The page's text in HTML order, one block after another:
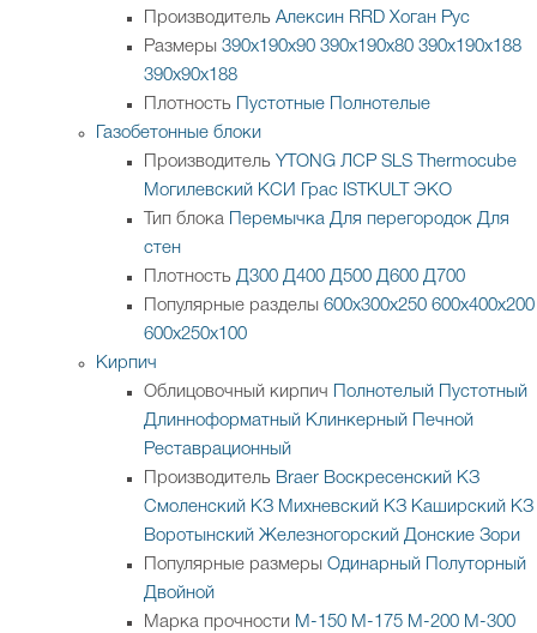
Производитель Алексин RRD Хоган Рус
Размеры 390х190х90 390х190х80 390х190х188
390х90х188
Плотность
Пустотные
Полнотелые
Газобетонные блоки
Производитель YTONG ЛСР SLS
Thermocube
Могилевский КСИ
Грас ISTKULT
ЭКО
Тип блока
Перемычка Для перегородок Для
стен
Плотность Д300 Д400 Д500 Д600 Д700
Популярные разделы 600х300х250 600х400х200
600х250х100
Кирпич
Облицовочный кирпич
Полнотелый
Пустотный
Длинноформатный Клинкерный
Печной
Реставрационный
Производитель Braer Воскресенский КЗ
Смоленский КЗ Михневский КЗ Каширский КЗ
Воротынский Железногорский Донские Зори
Популярные размеры Одинарный
Полуторный
Двойной
Марка прочности М-150 М-175 М-200 М-300